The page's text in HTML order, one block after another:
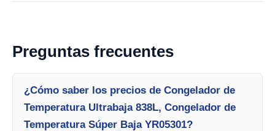
Preguntas frecuentes
¿Cómo saber los precios de Congelador de
Temperatura Ultrabaja 838L, Congelador de
Temperatura Súper Baja YR05301?